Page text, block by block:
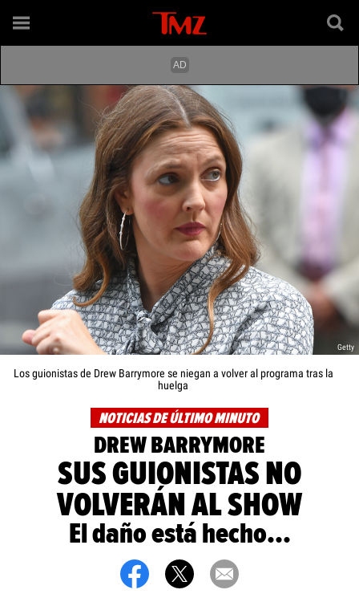
Getty
Los guionistas de Drew Barrymore se niegan a volver al programa tras la
huelga
NOTICIAS DE ÚLTIMO MINUTO
DREW BARRYMORE
SUS GUIONISTAS NO
VOLVERÁN AL SHOW
El daño está hecho...